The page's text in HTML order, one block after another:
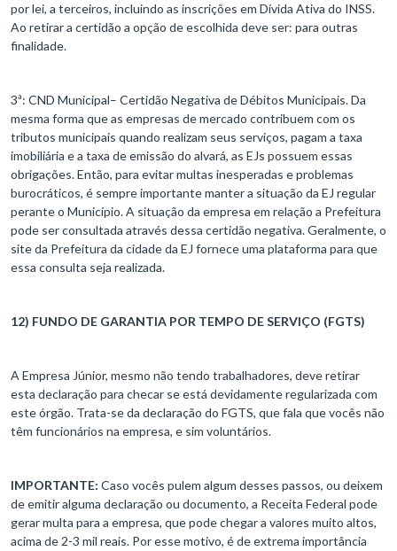
por lei, a terceiros, incluindo as inscrições em Dívida Ativa do INSS.
Ao retirar a certidão a opção de escolhida deve ser: para outras
finalidade.
3ª: CND Municipal– Certidão Negativa de Débitos Municipais. Da
mesma forma que as empresas de mercado contribuem com os
tributos municipais quando realizam seus serviços, pagam a taxa
imobiliária e a taxa de emissão do alvará, as EJs possuem essas
obrigações. Então, para evitar multas inesperadas e problemas
burocráticos, é sempre importante manter a situação da EJ regular
perante o Município. A situação da empresa em relação a Prefeitura
pode ser consultada através dessa certidão negativa. Geralmente, o
site da Prefeitura da cidade da EJ fornece uma plataforma para que
essa consulta seja realizada.
12) FUNDO DE GARANTIA POR TEMPO DE SERVIÇO (FGTS)
A Empresa Júnior, mesmo não tendo trabalhadores, deve retirar
esta declaração para checar se está devidamente regularizada com
este órgão. Trata-se da declaração do FGTS, que fala que vocês não
têm funcionários na empresa, e sim voluntários.
IMPORTANTE: Caso vocês pulem algum desses passos, ou deixem
de emitir alguma declaração ou documento, a Receita Federal pode
gerar multa para a empresa, que pode chegar a valores muito altos,
acima de 2-3 mil reais. Por esse motivo, é de extrema importância